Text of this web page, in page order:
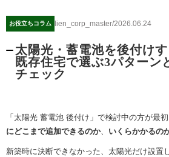
お役立ちコラム lien_corp_master/2026.06.24
太陽光・蓄電池を後付けす
既存住宅で選ぶ3パターン
チェック
「太陽光 蓄電池 後付け」で検討中の方が最初
にどこまで追加できるのか、 いくらかかるの
新築時に決断できなかった、太陽光だけ設置